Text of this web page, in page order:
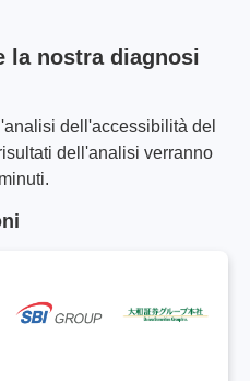
la nostra diagnosi
dell'accessibilità del
dell'analisi verranno